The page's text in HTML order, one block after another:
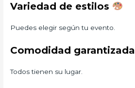
Variedad de estilos
Puedes elegir según tu evento.
Comodidad garantizada
Todos tienen su lugar.